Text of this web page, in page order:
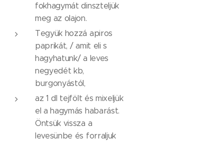
fokhagymát dinszteljük
meg az olajon.
Tegyük hozzá apiros
paprikát, / amit eli s
hagyhatunk/ a leves
negyedét kb,
burgonyástól,
az 1 dl tejfölt és mixeljük
el a hagymás habarást.
Öntsük vissza a
levesünbe és forraljuk